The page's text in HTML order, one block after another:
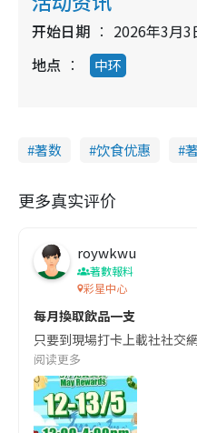
开始日期
2026年3月3
地点
中环
著数 饮食优惠
更多真实评价
roywkwu
著數報料
彩星中心
每月換取飲品一支
只要到現場打卡上載社社交
阅读更多